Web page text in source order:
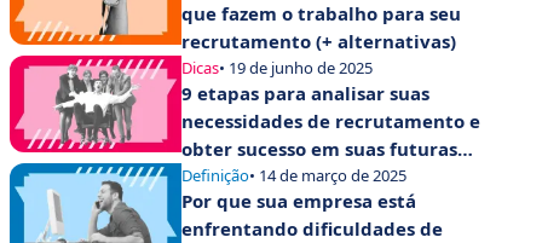
que fazem o trabalho para seu
recrutamento (+ alternativas)
Dicas• 19 de junho de 2025
9 etapas para analisar suas
necessidades de recrutamento e
obter sucesso em suas futuras
contratações!
Definição• 14 de março de 2025
Por que sua empresa está
enfrentando dificuldades de